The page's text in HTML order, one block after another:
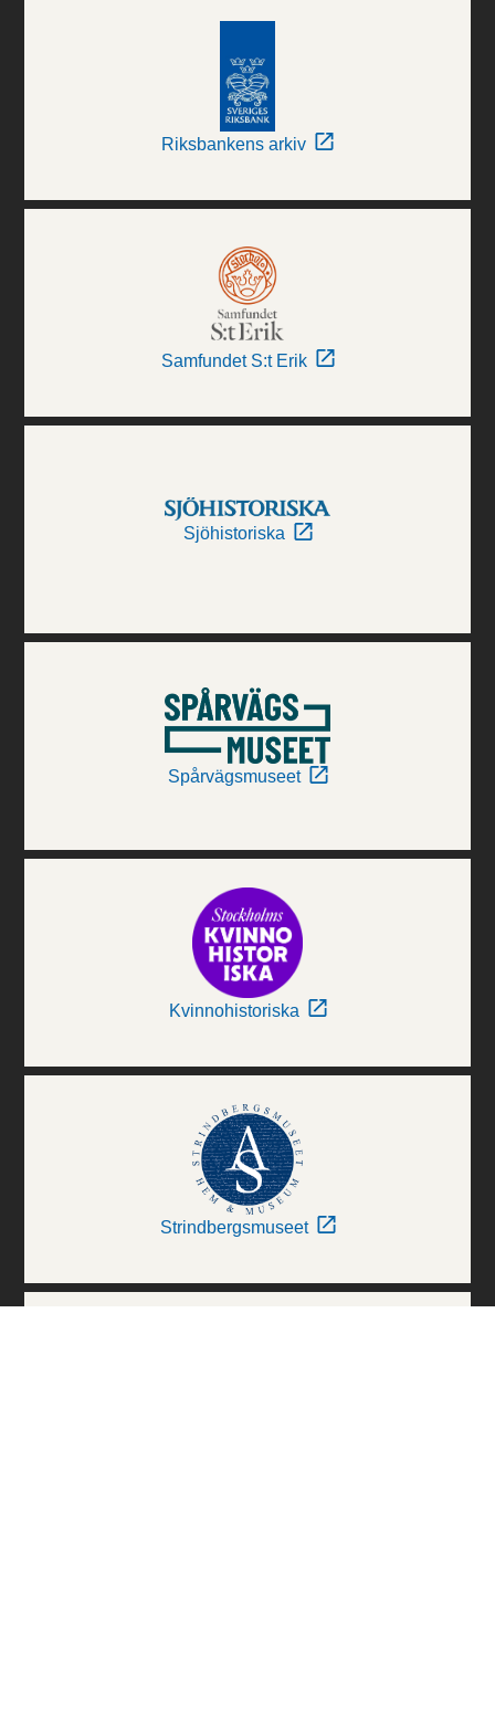
Riksbankens arkiv
Samfundet S:t Erik
Sjöhistoriska
Spårvägsmuseet
Kvinnohistoriska
Strindbergsmuseet